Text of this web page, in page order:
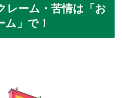
レーム・苦情は「お
」で！